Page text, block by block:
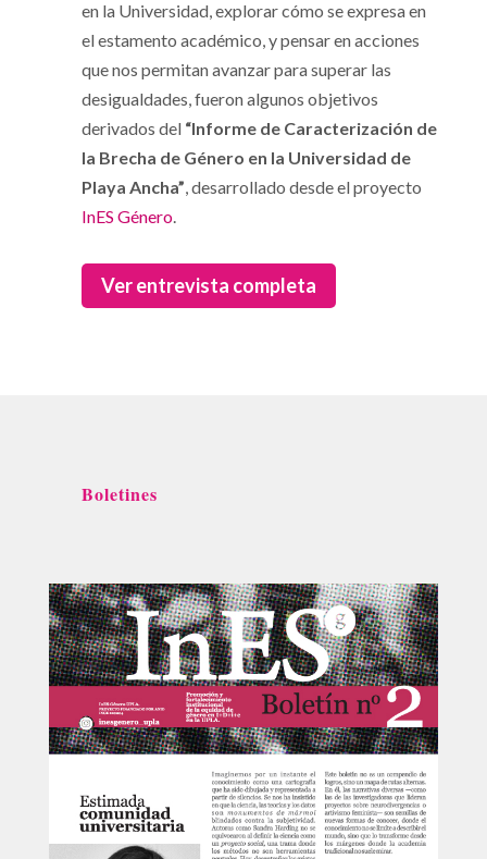
en la Universidad, explorar cómo se expresa en
el estamento académico, y pensar en acciones
que nos permitan avanzar para superar las
desigualdades, fueron algunos objetivos
derivados del “Informe de Caracterización de
la Brecha de Género en la Universidad de
Playa Ancha”, desarrollado desde el proyecto
InES Género.
Ver entrevista completa
Boletines